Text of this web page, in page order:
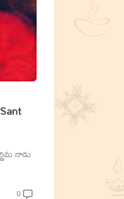
నాడు
0